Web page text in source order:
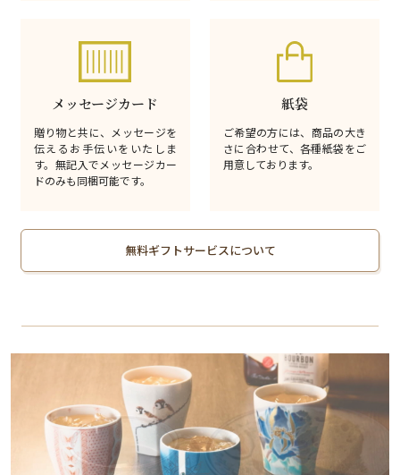
メッセージカード
贈り物と共に、メッセージを
伝えるお手伝いをいたしま
す。無記入でメッセージカー
ドのみも同梱可能です。
紙袋
ご希望の方には、商品の大き
さに合わせて、各種紙袋をご
用意しております。
無料ギフトサービスについて